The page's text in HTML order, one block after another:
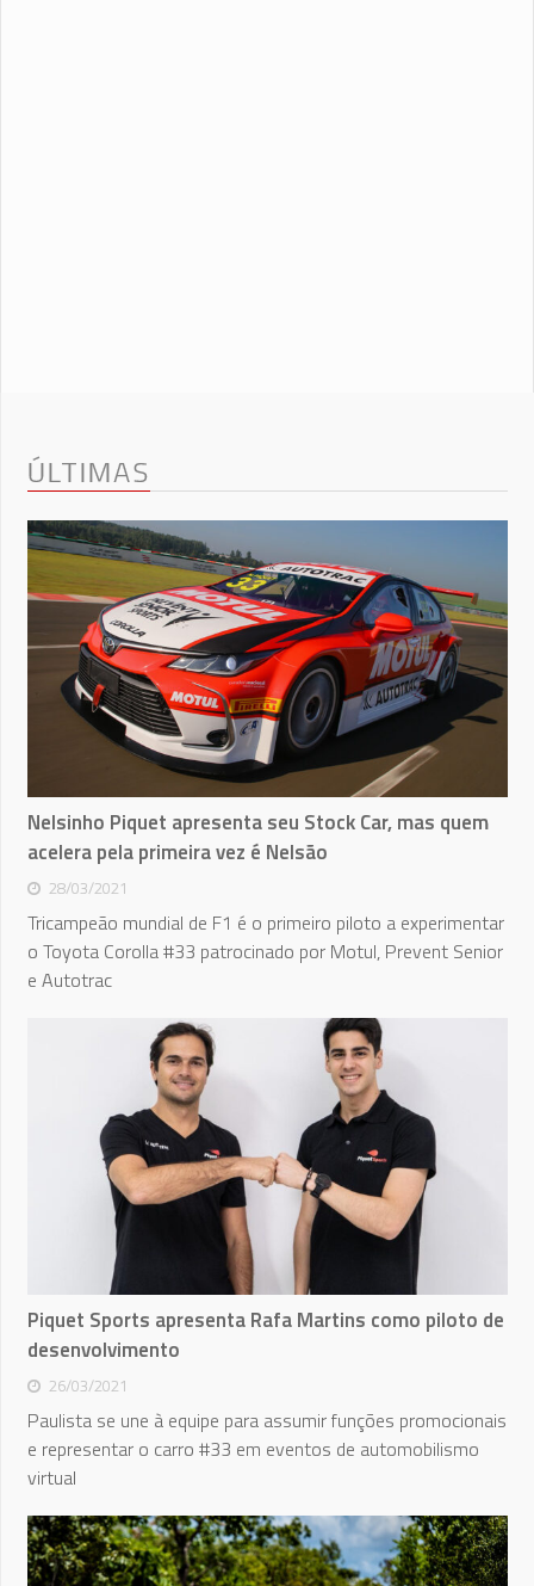
ÚLTIMAS
Nelsinho Piquet apresenta seu Stock Car, mas quem
acelera pela primeira vez é Nelsão
28/03/2021
Tricampeão mundial de F1 é o primeiro piloto a experimentar
o Toyota Corolla #33 patrocinado por Motul, Prevent Senior
e Autotrac
Piquet Sports apresenta Rafa Martins como piloto de
desenvolvimento
26/03/2021
Paulista se une à equipe para assumir funções promocionais
e representar o carro #33 em eventos de automobilismo
virtual